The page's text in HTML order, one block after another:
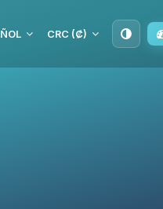
CRC (₡)